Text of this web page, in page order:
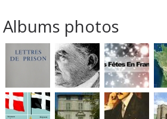
Albums photos